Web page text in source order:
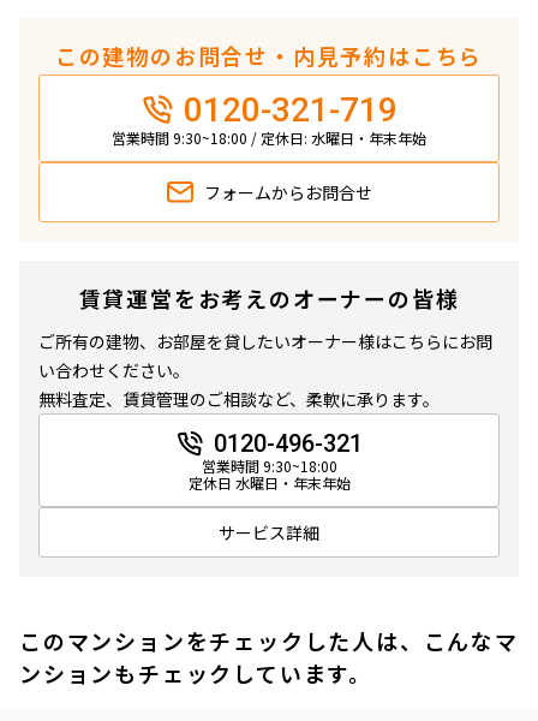
この建物のお問合せ・内見予約はこちら
0120-321-719
営業時間 9:30~18:00 / 定休日: 水曜日・年末年始
フォームから お問合せ
賃貸運営をお考えのオーナーの皆様
ご所有の建物、お部屋を貸したいオーナー様はこちらにお問
い合わせください。
無料査定、賃貸管理のご相談など、柔軟に承ります。
0120-496-321
営業時間 9:30~18:00
定休日 水曜日・年末年始
サービス詳細
このマンションをチェックした人は、こんなマ
ンションもチェックしています。